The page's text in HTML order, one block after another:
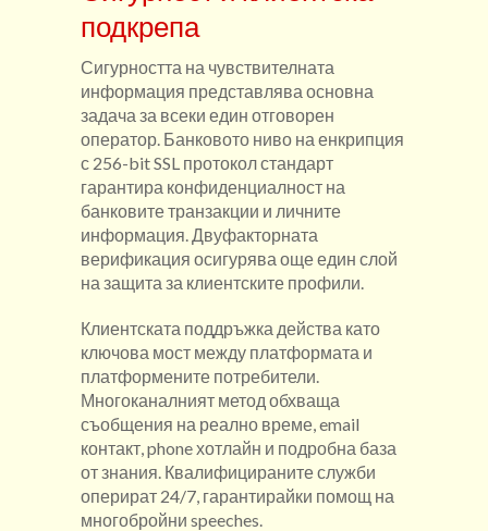
подкрепа
Сигурността на чувствителната
информация представлява основна
задача за всеки един отговорен
оператор. Банковото ниво на енкрипция
с 256-bit SSL протокол стандарт
гарантира конфиденциалност на
банковите транзакции и личните
информация. Двуфакторната
верификация осигурява още един слой
на защита за клиентските профили.
Клиентската поддръжка действа като
ключова мост между платформата и
платформените потребители.
Многоканалният метод обхваща
съобщения на реално време, email
контакт, phone хотлайн и подробна база
от знания. Квалифицираните служби
оперират 24/7, гарантирайки помощ на
многобройни speeches.